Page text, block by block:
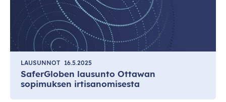
LAUSUNNOT 16.5.2025
SaferGloben lausunto Ottawan
sopimuksen irtisanomisesta